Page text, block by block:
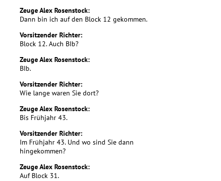
Zeuge Alex Rosenstock:
Dann bin ich auf den Block 12 gekommen.
Vorsitzender Richter:
Block 12. Auch BIb?
Zeuge Alex Rosenstock:
BIb.
Vorsitzender Richter:
Wie lange waren Sie dort?
Zeuge Alex Rosenstock:
Bis Frühjahr 43.
Vorsitzender Richter:
Im Frühjahr 43. Und wo sind Sie dann
hingekommen?
Zeuge Alex Rosenstock:
Auf Block 31.